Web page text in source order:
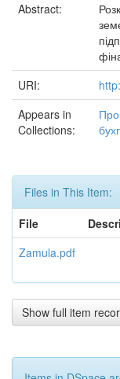
Abstract:
URI:
Appears in
Collections:
Files in This Item:
File
Zamula.pdf
Show full item